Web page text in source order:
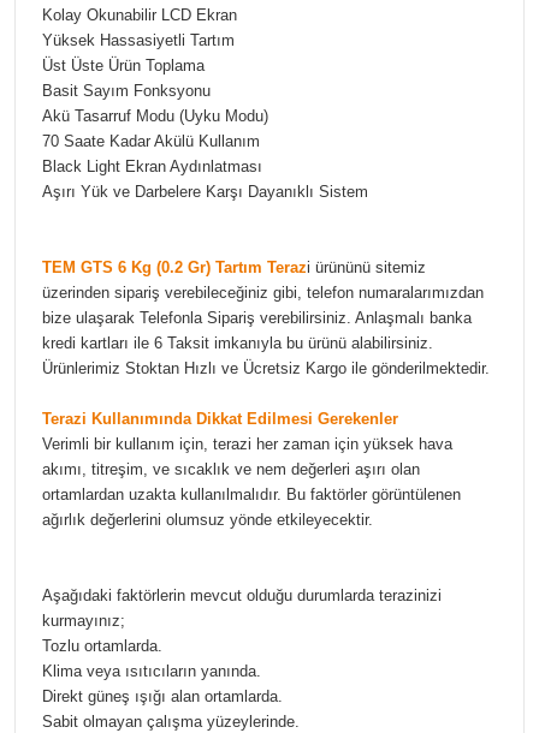
Kolay Okunabilir LCD Ekran
Yüksek Hassasiyetli Tartım
Üst Üste Ürün Toplama
Basit Sayım Fonksyonu
Akü Tasarruf Modu (Uyku Modu)
70 Saate Kadar Akülü Kullanım
Black Light Ekran Aydınlatması
Aşırı Yük ve Darbelere Karşı Dayanıklı Sistem
TEM GTS 6 Kg (0.2 Gr) Tartım Terazi ürününü sitemiz
üzerinden sipariş verebileceğiniz gibi, telefon numaralarımızdan
bize ulaşarak Telefonla Sipariş verebilirsiniz. Anlaşmalı banka
kredi kartları ile 6 Taksit imkanıyla bu ürünü alabilirsiniz.
Ürünlerimiz Stoktan Hızlı ve Ücretsiz Kargo ile gönderilmektedir.
Terazi Kullanımında Dikkat Edilmesi Gerekenler
Verimli bir kullanım için, terazi her zaman için yüksek hava
akımı, titreşim, ve sıcaklık ve nem değerleri aşırı olan
ortamlardan uzakta kullanılmalıdır. Bu faktörler görüntülenen
ağırlık değerlerini olumsuz yönde etkileyecektir.
Aşağıdaki faktörlerin mevcut olduğu durumlarda terazinizi
kurmayınız;
Tozlu ortamlarda.
Klima veya ısıtıcıların yanında.
Direkt güneş ışığı alan ortamlarda.
Sabit olmayan çalışma yüzeylerinde.